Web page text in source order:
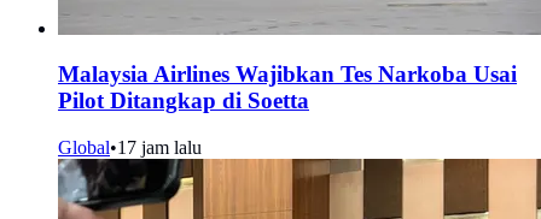
Malaysia Airlines Wajibkan Tes Narkoba Usai
Pilot Ditangkap di Soetta
Global•17 jam lalu